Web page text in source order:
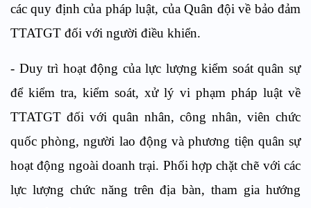
các quy định của pháp luật, của Quân đội về bảo đảm
TTATGT đối với người điều khiển.
- Duy trì hoạt động của lực lượng kiểm soát quân sự
để kiểm tra, kiểm soát, xử lý vi phạm pháp luật về
TTATGT đối với quân nhân, công nhân, viên chức
quốc phòng, người lao động và phương tiện quân sự
hoạt động ngoài doanh trại. Phối hợp chặt chẽ với các
lực lượng chức năng trên địa bàn, tham gia hướng